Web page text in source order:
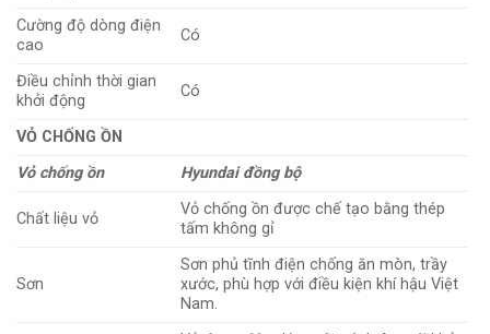
Cường độ dòng điện
cao
Có
Điều chỉnh thời gian
khởi động
Có
VỎ CHỐNG ỒN
Vỏ chống ồn
Hyundai đồng bộ
Chất liệu vỏ
Vỏ chống ồn được chế tạo bằng thép
tấm không gỉ
Sơn
Sơn phủ tĩnh điện chống ăn mòn, trầy
xước, phù hợp với điều kiện khí hậu Việt
Nam.